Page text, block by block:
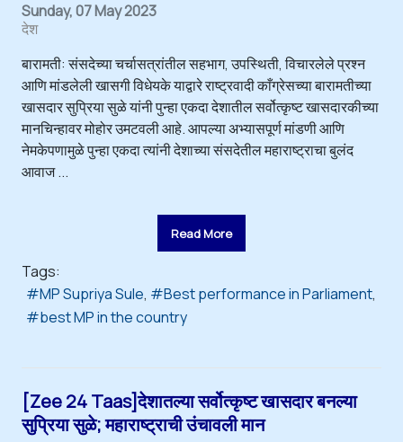
Sunday, 07 May 2023
देश
बारामती: संसदेच्या चर्चासत्रांतील सहभाग, उपस्थिती, विचारलेले प्रश्न
आणि मांडलेली खासगी विधेयके याद्वारे राष्ट्रवादी काँग्रेसच्या बारामतीच्या
खासदार सुप्रिया सुळे यांनी पुन्हा एकदा देशातील सर्वोत्कृष्ट खासदारकीच्या
मानचिन्हावर मोहोर उमटवली आहे. आपल्या अभ्यासपूर्ण मांडणी आणि
नेमकेपणामुळे पुन्हा एकदा त्यांनी देशाच्या संसदेतील महाराष्ट्राचा बुलंद
आवाज ...
Read More
Tags:
MP Supriya Sule
Best performance in Parliament
best MP in the country
[Zee 24 Taas]देशातल्या सर्वोत्कृष्ट खासदार बनल्या
सुप्रिया सुळे; महाराष्ट्राची उंचावली मान